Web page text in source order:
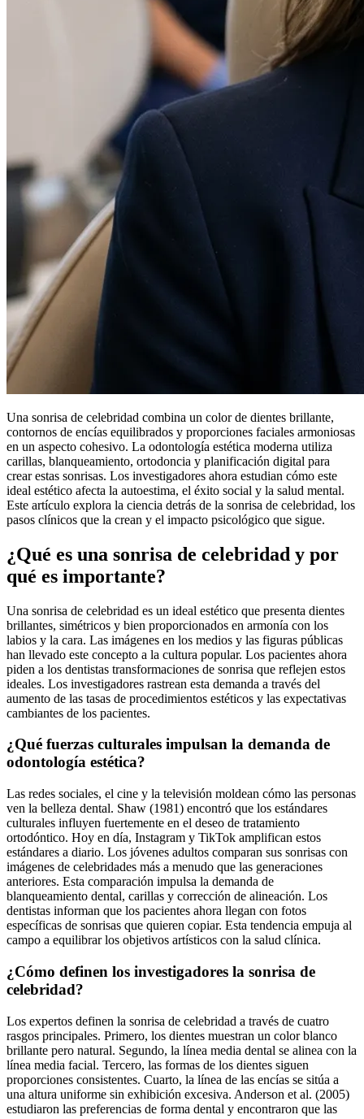
Una sonrisa de celebridad combina un color de dientes brillante,
contornos de encías equilibrados y proporciones faciales armoniosas
en un aspecto cohesivo. La odontología estética moderna utiliza
carillas, blanqueamiento, ortodoncia y planificación digital para
crear estas sonrisas. Los investigadores ahora estudian cómo este
ideal estético afecta la autoestima, el éxito social y la salud mental.
Este artículo explora la ciencia detrás de la sonrisa de celebridad, los
pasos clínicos que la crean y el impacto psicológico que sigue.
¿Qué es una sonrisa de celebridad y por
qué es importante?
Una sonrisa de celebridad es un ideal estético que presenta dientes
brillantes, simétricos y bien proporcionados en armonía con los
labios y la cara. Las imágenes en los medios y las figuras públicas
han llevado este concepto a la cultura popular. Los pacientes ahora
piden a los dentistas transformaciones de sonrisa que reflejen estos
ideales. Los investigadores rastrean esta demanda a través del
aumento de las tasas de procedimientos estéticos y las expectativas
cambiantes de los pacientes.
¿Qué fuerzas culturales impulsan la demanda de
odontología estética?
Las redes sociales, el cine y la televisión moldean cómo las personas
ven la belleza dental. Shaw (1981) encontró que los estándares
culturales influyen fuertemente en el deseo de tratamiento
ortodóntico. Hoy en día, Instagram y TikTok amplifican estos
estándares a diario. Los jóvenes adultos comparan sus sonrisas con
imágenes de celebridades más a menudo que las generaciones
anteriores. Esta comparación impulsa la demanda de
blanqueamiento dental, carillas y corrección de alineación. Los
dentistas informan que los pacientes ahora llegan con fotos
específicas de sonrisas que quieren copiar. Esta tendencia empuja al
campo a equilibrar los objetivos artísticos con la salud clínica.
¿Cómo definen los investigadores la sonrisa de
celebridad?
Los expertos definen la sonrisa de celebridad a través de cuatro
rasgos principales. Primero, los dientes muestran un color blanco
brillante pero natural. Segundo, la línea media dental se alinea con la
línea media facial. Tercero, las formas de los dientes siguen
proporciones consistentes. Cuarto, la línea de las encías se sitúa a
una altura uniforme sin exhibición excesiva. Anderson et al. (2005)
estudiaron las preferencias de forma dental y encontraron que las